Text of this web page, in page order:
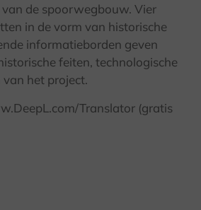
de spoorwegbouw. Vier
in de vorm van historische
informatieborden geven
feiten, technologische
van het project.
Translator (gratis